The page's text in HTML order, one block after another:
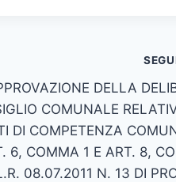
DELLA
COMUNALE
DI COMPETENZA
6, COMMA 1 E ART. 8,
08.07.2011 N. 13 DI